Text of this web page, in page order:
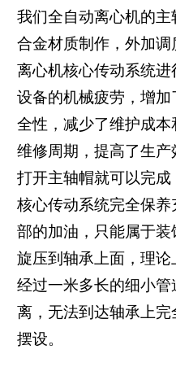
我们全自动离心机的
合金材质制作，外加
离心机核心传动系统
设备的机械疲劳，增
全性，减少了维护成
维修周期，提高了生
打开主轴帽就可以完
核心传动系统完全保
部的加油，只能属于
旋压到轴承上面，理
经过一米多长的细小
离，无法到达轴承上
摆设。